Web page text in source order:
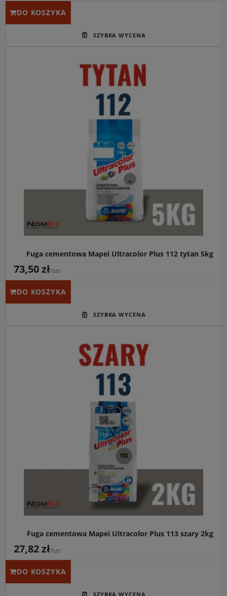
DO KOSZYKA
Fuga cementowa Mapei Ultracolor Plus 112 tytan 5kg
73,50 zł/szt.
DO KOSZYKA
Fuga cementowa Mapei Ultracolor Plus 113 szary 2kg
27,82 zł/szt.
DO KOSZYKA